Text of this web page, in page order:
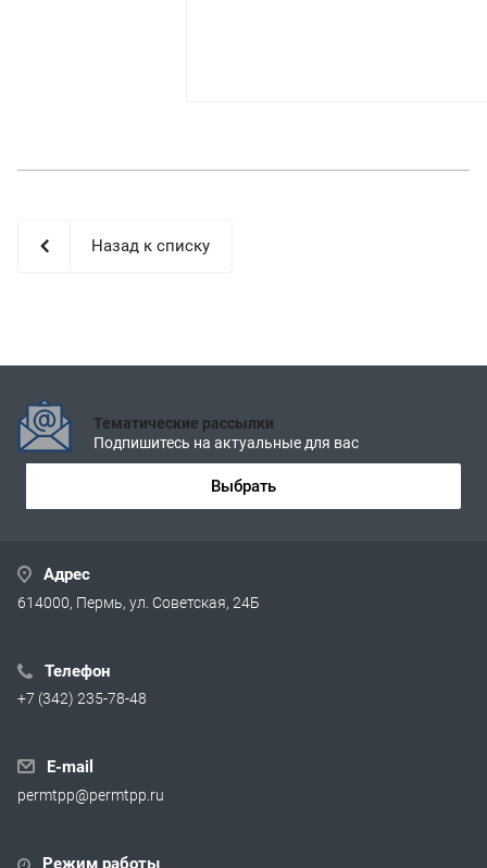
Назад к списку
Тематические рассылки
Подпишитесь на актуальные для вас
Выбрать
Адрес
614000, Пермь, ул. Советская, 24Б
Телефон
+7 (342) 235-78-48
E-mail
permtpp@permtpp.ru
Режим работы